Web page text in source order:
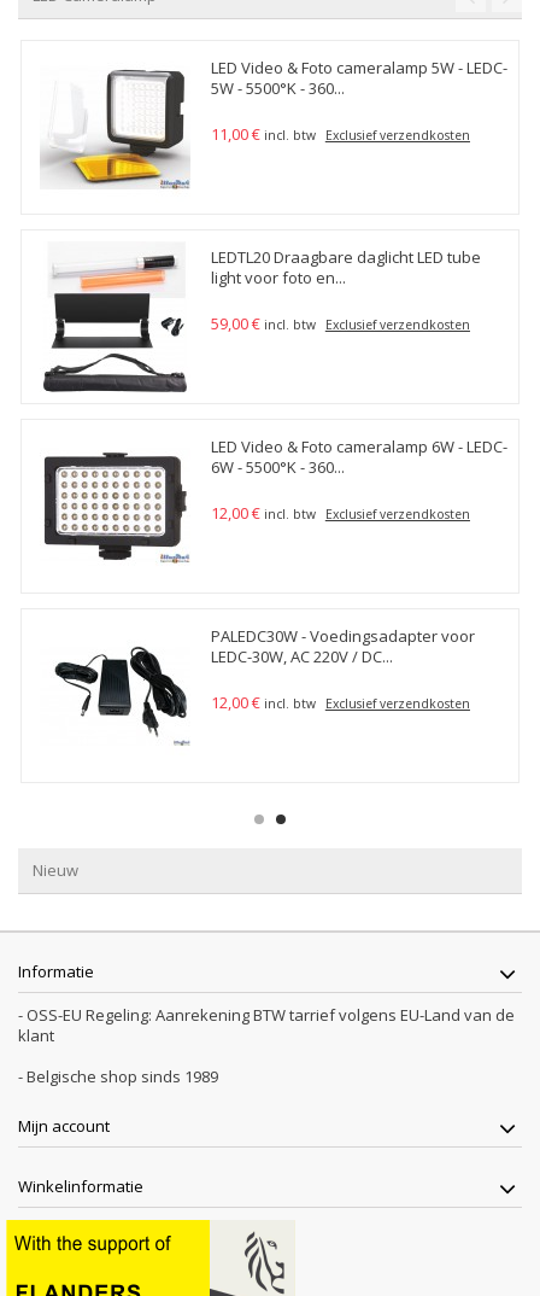
LED Video & Foto cameralamp 5W - LEDC-
5W - 5500°K - 360...
11,00 € incl. btw Exclusief verzendkosten
LEDTL20 Draagbare daglicht LED tube
light voor foto en...
59,00 € incl. btw Exclusief verzendkosten
LED Video & Foto cameralamp 6W - LEDC-
6W - 5500°K - 360...
12,00 € incl. btw Exclusief verzendkosten
PALEDC30W - Voedingsadapter voor
LEDC-30W, AC 220V / DC...
12,00 € incl. btw Exclusief verzendkosten
Nieuw
Informatie
- OSS-EU Regeling: Aanrekening BTW tarrief volgens EU-Land van de
klant
- Belgische shop sinds 1989
Mijn account
Winkelinformatie